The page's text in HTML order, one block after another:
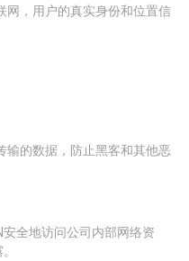
网，用户的真实身份和位置信
输的数据，防止黑客和其他恶
全地访问公司内部网络资